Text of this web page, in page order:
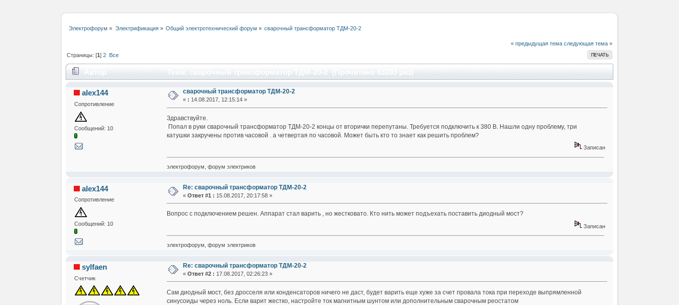
Электрофорум » Электрификация» Общий электротехнический форум » сварочный трансформатор ТДМ-20-2
« предыдущая тема следующая тема »
ПЕЧАТЬ
Страницы: [1]2 Все
alex144
Сопротивление
Сообщений: 10
сварочный трансформатор ТДМ-20-2
« : 14.08.2017, 12:15:14 »
Здравствуйте.
Попал в руки сварочный трансформатор ТДМ-20-2 концы от вторички перепутаны. Требуется подключить к 380 В. Нашли одну проблему, три
катушки закручены против часовой . а четвертая по часовой. Может быть кто то знает как решить проблем?
Записан
электрофорум, форум электриков
alex144
Сопротивление
Сообщений: 10
Re: сварочный трансформатор ТДМ-20-2
« Ответ #1 : 15.08.2017, 20:17:58 »
Вопрос с подключением решен. Аппарат стал варить , но жестковато. Кто нить может подъехать поставить диодный мост?
Записан
электрофорум, форум электриков
sylfaen
Счетчик
Re: сварочный трансформатор ТДМ-20-2
« Ответ #2 : 17.08.2017, 02:26:23 »
Сам диодный мост, без дросселя или конденсаторов ничего не даст, будет варить еще хуже за счет провала тока при переходе выпрямленной
синусоиды через ноль. Если варит жестко, настройте ток магнитным шунтом или дополнительным сварочным реостатом